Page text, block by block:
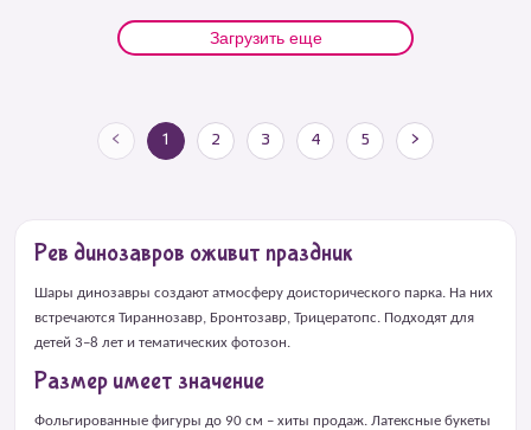
Загрузить еще
< 1 2 3 4 5 >
Рев динозавров оживит праздник
Шары динозавры создают атмосферу доисторического парка. На них
встречаются Тираннозавр, Бронтозавр, Трицератопс. Подходят для
детей 3–8 лет и тематических фотозон.
Размер имеет значение
Фольгированные фигуры до 90 см – хиты продаж. Латексные букеты